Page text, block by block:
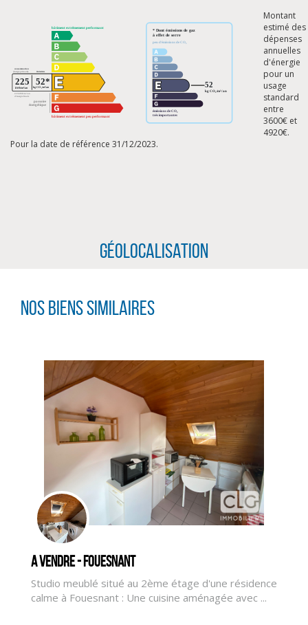
CLIQUER ICI POUR AGRANDIR
CLIQUER ICI POUR AGRANDIR
Montant
estimé des
dépenses
annuelles
d'énergie
pour un
usage
standard
entre
3600€ et
4920€.
Pour la date de référence 31/12/2023.
Géolocalisation
Nos biens similaires
A vendre - FOUESNANT
Studio meublé situé au 2ème étage d'une résidence
calme à Fouesnant : Une cuisine aménagée avec ...